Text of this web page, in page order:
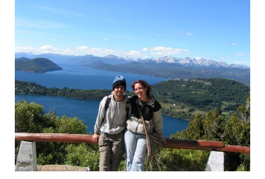
×‘×¨×™×Œ×•×¦'×”, ××™×–×•×¨ ×”××’×Ž×™×, ××¨×’× ×˜×™× ×”.